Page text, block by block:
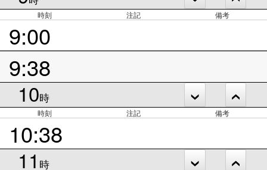
時刻 注記 備考
9:00
9:38
10時
時刻 注記 備考
10:38
11 時